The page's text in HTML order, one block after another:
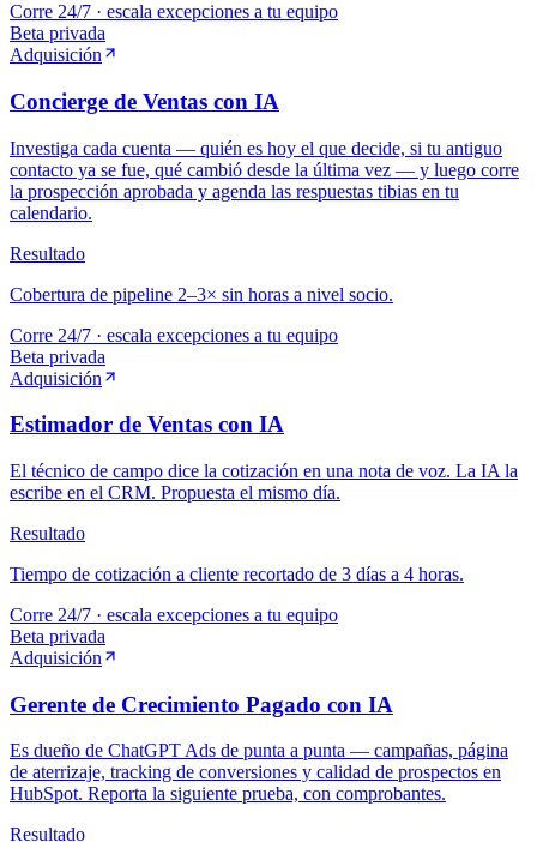
Corre 24/7 · escala excepciones a tu equipo
Beta privada
Adquisición
Concierge de Ventas con IA
Investiga cada cuenta — quién es hoy el que decide, si tu antiguo
contacto ya se fue, qué cambió desde la última vez — y luego corre
la prospección aprobada y agenda las respuestas tibias en tu
calendario.
Resultado
Cobertura de pipeline 2–3× sin horas a nivel socio.
Corre 24/7 · escala excepciones a tu equipo
Beta privada
Adquisición
Estimador de Ventas con IA
El técnico de campo dice la cotización en una nota de voz. La IA la
escribe en el CRM. Propuesta el mismo día.
Resultado
Tiempo de cotización a cliente recortado de 3 días a 4 horas.
Corre 24/7 · escala excepciones a tu equipo
Beta privada
Adquisición
Gerente de Crecimiento Pagado con IA
Es dueño de ChatGPT Ads de punta a punta — campañas, página
de aterrizaje, tracking de conversiones y calidad de prospectos en
HubSpot. Reporta la siguiente prueba, con comprobantes.
Resultado